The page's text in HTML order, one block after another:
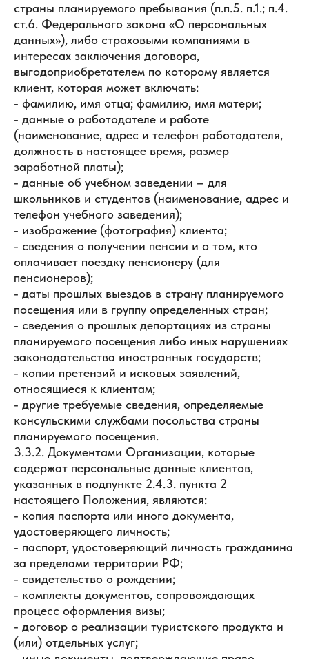
страны планируемого пребывания (п.п.5. п.1.; п.4.
ст.6. Федерального закона «О персональных
данных»), либо страховыми компаниями в
интересах заключения договора,
выгодоприобретателем по которому является
клиент, которая может включать:
- фамилию, имя отца; фамилию, имя матери;
- данные о работодателе и работе
(наименование, адрес и телефон работодателя,
должность в настоящее время, размер
заработной платы);
- данные об учебном заведении – для
школьников и студентов (наименование, адрес и
телефон учебного заведения);
- изображение (фотография) клиента;
- сведения о получении пенсии и о том, кто
оплачивает поездку пенсионеру (для
пенсионеров);
- даты прошлых выездов в страну планируемого
посещения или в группу определенных стран;
- сведения о прошлых депортациях из страны
планируемого посещения либо иных нарушениях
законодательства иностранных государств;
- копии претензий и исковых заявлений,
относящиеся к клиентам;
- другие требуемые сведения, определяемые
консульскими службами посольства страны
планируемого посещения.
3.3.2. Документами Организации, которые
содержат персональные данные клиентов,
указанных в подпункте 2.4.3. пункта 2
настоящего Положения, являются:
- копия паспорта или иного документа,
удостоверяющего личность;
- паспорт, удостоверяющий личность гражданина
за пределами территории РФ;
- свидетельство о рождении;
- комплекты документов, сопровождающих
процесс оформления визы;
- договор о реализации туристского продукта и
(или) отдельных услуг;